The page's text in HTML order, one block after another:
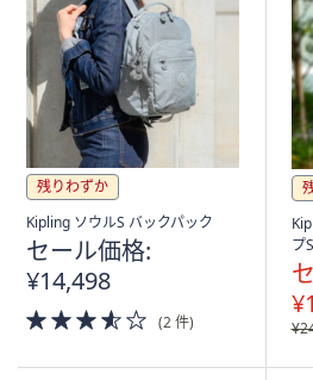
残りわずか
Kipling ソウルS バックパック
セール価格:
¥14,498
3.5
of
(2 件)
プ